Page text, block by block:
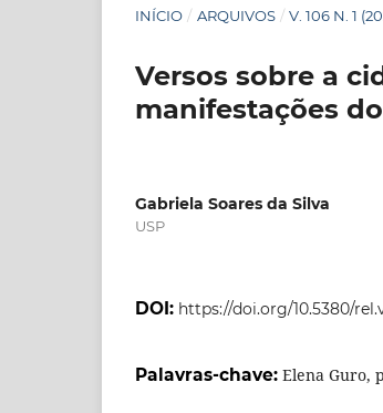
INÍCIO / ARQUIVOS / V. 106 N. 1
Versos sobre a
manifestações
Gabriela Soares da Silva
USP
DOI: https://doi.org/10.5380/
Palavras-chave: Elena Guro,